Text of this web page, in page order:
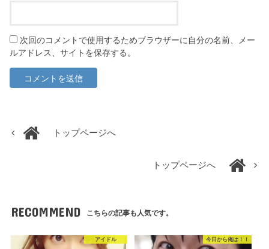
次回のコメントで使用するためブラウザーに自分の名前、メー
ルアドレス、サイトを保存する。
トップページへ
トップページへ
RECOMMEND こちらの記事も人気です。
アイドル 今日から俺は！！